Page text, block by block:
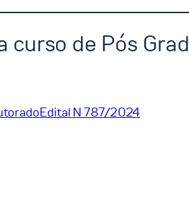
curso de Pós
Edital N 787/2024